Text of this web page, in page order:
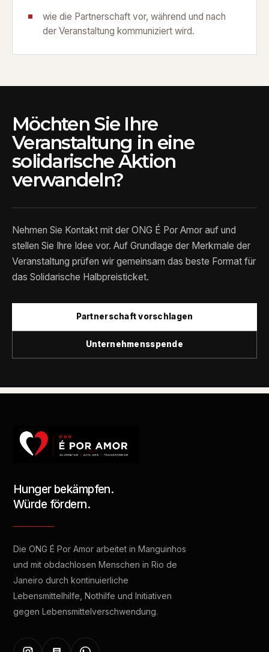
wie die Partnerschaft vor, während und nach
der Veranstaltung kommuniziert wird.
Möchten Sie Ihre
Veranstaltung in eine
solidarische Aktion
verwandeln?
Nehmen Sie Kontakt mit der ONG É Por Amor auf und
stellen Sie Ihre Idee vor. Auf Grundlage der Merkmale der
Veranstaltung prüfen wir gemeinsam das beste Format für
das Solidarische Halbpreisticket.
Partnerschaft vorschlagen
Unternehmensspende
Hunger bekämpfen.
Würde fördern.
Die ONG É Por Amor arbeitet in Manguinhos
und mit obdachlosen Menschen in Rio de
Janeiro durch kontinuierliche
Lebensmittelhilfe, Nothilfe und Initiativen
gegen Lebensmittelverschwendung.